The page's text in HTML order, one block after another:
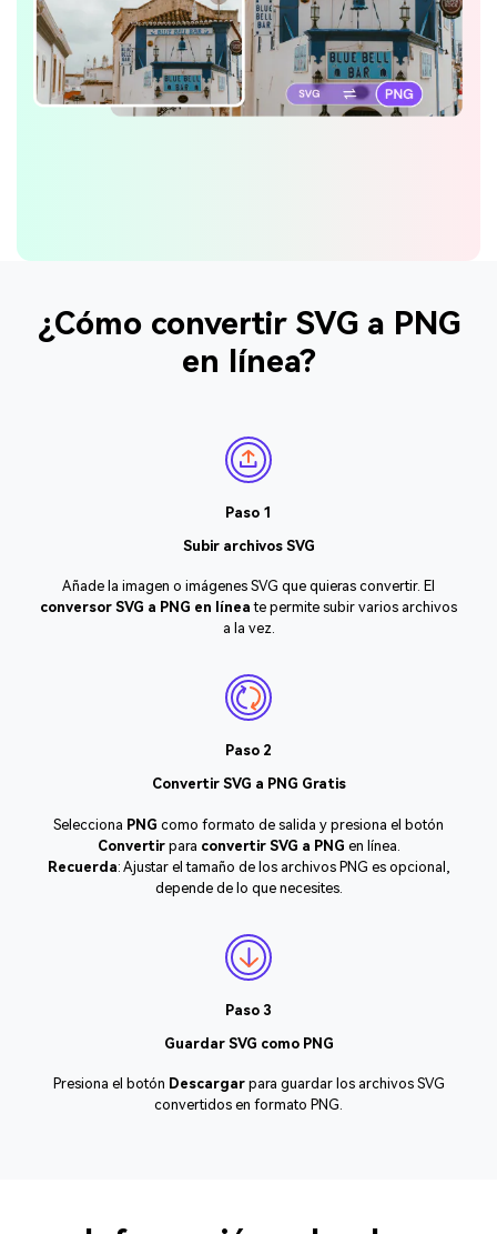
¿Cómo convertir SVG a PNG
en línea?
Paso 1
Subir archivos SVG
Añade la imagen o imágenes SVG que quieras convertir. El
conversor SVG a PNG en línea te permite subir varios archivos
a la vez.
Paso 2
Convertir SVG a PNG Gratis
Selecciona PNG como formato de salida y presiona el botón
Convertir para convertir SVG a PNG en línea.
Recuerda: Ajustar el tamaño de los archivos PNG es opcional,
depende de lo que necesites.
Paso 3
Guardar SVG como PNG
Presiona el botón Descargar para guardar los archivos SVG
convertidos en formato PNG.